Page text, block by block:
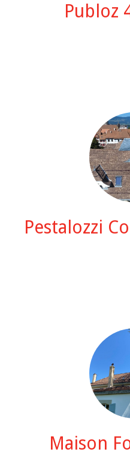
Publoz
Pestalozzi
Maison